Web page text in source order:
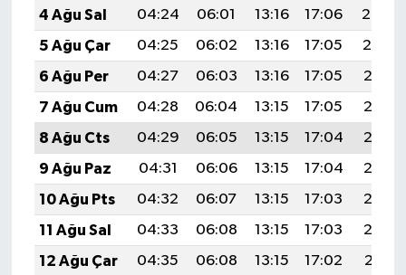
4 Ağu Sal
04:24 06:01 13:16 17:06
20:20
5 Ağu Çar
04:25 06:02 13:16 17:05
20:19
6 Ağu Per
04:27 06:03 13:16 17:05
20:18
7 Ağu Cum
04:28 06:04 13:15 17:05
20:17
8 Ağu Cts
04:29 06:05 13:15 17:04
20:16
9 Ağu Paz
04:31 06:06 13:15 17:04
20:15
10 Ağu Pts
04:32 06:07 13:15 17:03
20:13
11 Ağu Sal
04:33 06:08 13:15 17:03
20:12
12 Ağu Çar
04:35 06:08 13:15 17:02
20:11